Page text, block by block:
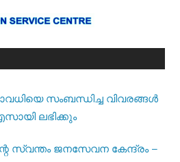
സംബന്ധിച്ച വിവരങ്ങള്‍
ലഭിക്കും
സ്വന്തം ജനസേവന കേന്ദ്രം –